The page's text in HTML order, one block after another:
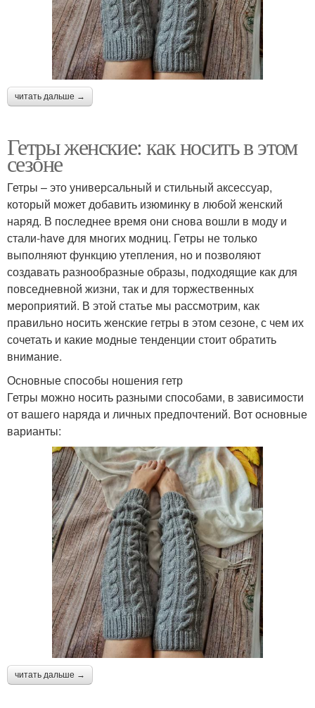
читать дальше →
Гетры женские: как носить в этом
сезоне
Гетры – это универсальный и стильный аксессуар,
который может добавить изюминку в любой женский
наряд. В последнее время они снова вошли в моду и
стали-have для многих модниц. Гетры не только
выполняют функцию утепления, но и позволяют
создавать разнообразные образы, подходящие как для
повседневной жизни, так и для торжественных
мероприятий. В этой статье мы рассмотрим, как
правильно носить женские гетры в этом сезоне, с чем их
сочетать и какие модные тенденции стоит обратить
внимание.
Основные способы ношения гетр
Гетры можно носить разными способами, в зависимости
от вашего наряда и личных предпочтений. Вот основные
варианты:
читать дальше →